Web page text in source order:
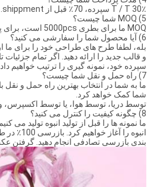
T / T 30٪ سپرده، 70٪ قبل از shippment.
5) MOQ شما چیست؟
MOQ ما برای بطری 5000pcs است، برای پمپ 10000pcs.
6) آیا محصول شما را سفارشی می کنید؟
بله، لطفا طرح های طراحی خود را برای ما
و قالب جدید را ارائه دهید. اگر تمام
سپرده خود، نمونه گیری را ترتیب خواهیم
7) راه حمل و نقل شما چیست؟
ما به شما در انتخاب بهترین راه حمل و نقل
شما کمک خواهد کرد.
توسط دریا، توسط هوا، یا توسط اکسپرس،
8) چگونه کیفیت را کنترل می کنید؟
ما نمونه ها را قبل از تولید انبوه تولید می
انبوه را
بندی بازرسی تصادفی انجام دهید. گرفتن